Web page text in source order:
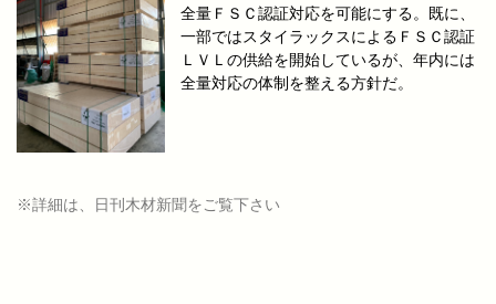
全量ＦＳＣ認証対応を可能にする。既に、
一部ではスタイラックスによるＦＳＣ認証
ＬＶＬの供給を開始しているが、年内には
全量対応の体制を整える方針だ。
※詳細は、日刊木材新聞をご覧下さい